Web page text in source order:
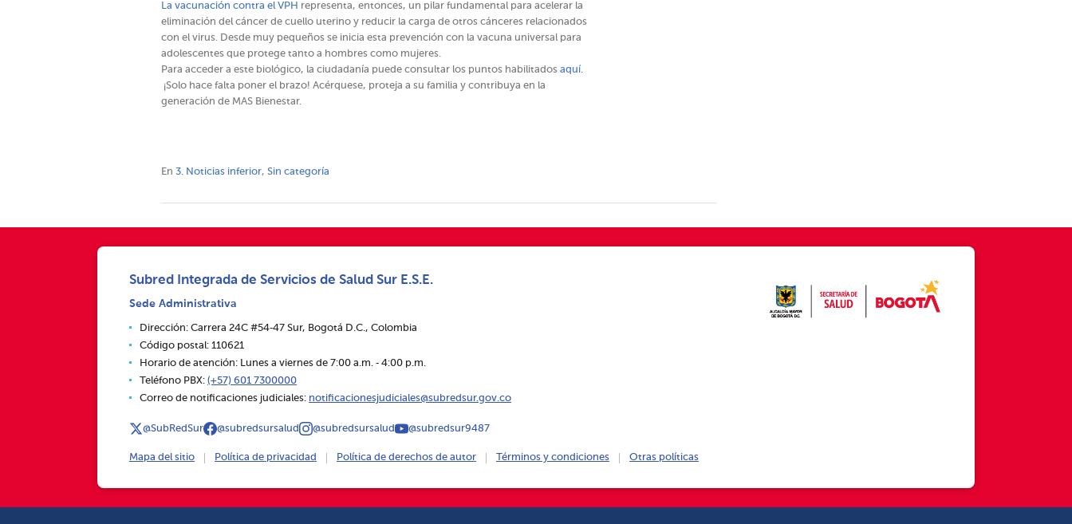
La vacunación contra el VPH representa, entonces, un pilar fundamental para acelerar la
eliminación del cáncer de cuello uterino y reducir la carga de otros cánceres relacionados
con el virus. Desde muy pequeños se inicia esta prevención con la vacuna universal para
adolescentes que protege tanto a hombres como mujeres.
Para acceder a este biológico, la ciudadanía puede consultar los puntos habilitados aquí.
¡Solo hace falta poner el brazo! Acérquese, proteja a su familia y contribuya en la
generación de MAS Bienestar.
En 3. Noticias inferior, Sin categoría
Subred Integrada de Servicios de Salud Sur E.S.E.
Sede Administrativa
Dirección: Carrera 24C #54‑47 Sur, Bogotá D.C., Colombia
Código postal: 110621
Horario de atención: Lunes a viernes de 7:00 a.m. ‑ 4:00 p.m.
Teléfono PBX: (+57) 601 7300000
Correo de notificaciones judiciales: notificacionesjudiciales@subredsur.gov.co
@SubRedSur @subredsursalud @subredsursalud @subredsur9487
Mapa del sitio Política de privacidad Política de derechos de autor Términos y condiciones Otras políticas